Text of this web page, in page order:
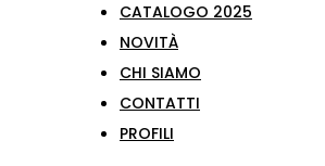
CATALOGO 2025
NOVITÀ
CHI SIAMO
CONTATTI
PROFILI